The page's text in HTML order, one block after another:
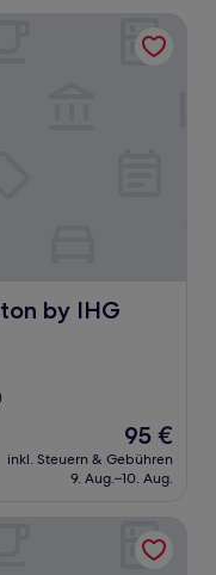
by IHG
Der
Preis
beträgt
95 €
inkl. Steuern & Gebühren
9. Aug.–10. Aug.